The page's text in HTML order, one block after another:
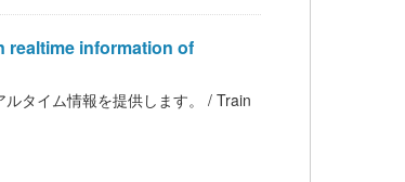
realtime information of
タイム情報を提供します。 / Train